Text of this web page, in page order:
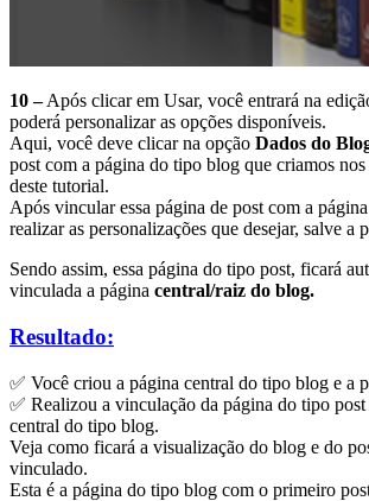
10 –Após clicar em Usar, você entrará na
poderá personalizar as opções disponíveis.
Aqui, você deve clicar na opção Dados do
post com a página do tipo blog que criamos nos
deste tutorial.
Após vincular essa página de post com a
realizar as personalizações que desejar, salve a
Sendo assim, essa página do tipo post, ficará
vinculada a página central/raiz do blog.
Resultado:
✅ Você criou a página central do tipo blog e a
✅ Realizou a vinculação da página do tipo post
central do tipo blog.
Veja como ficará a visualização do blog e do
vinculado.
Esta é a página do tipo blog com o primeiro